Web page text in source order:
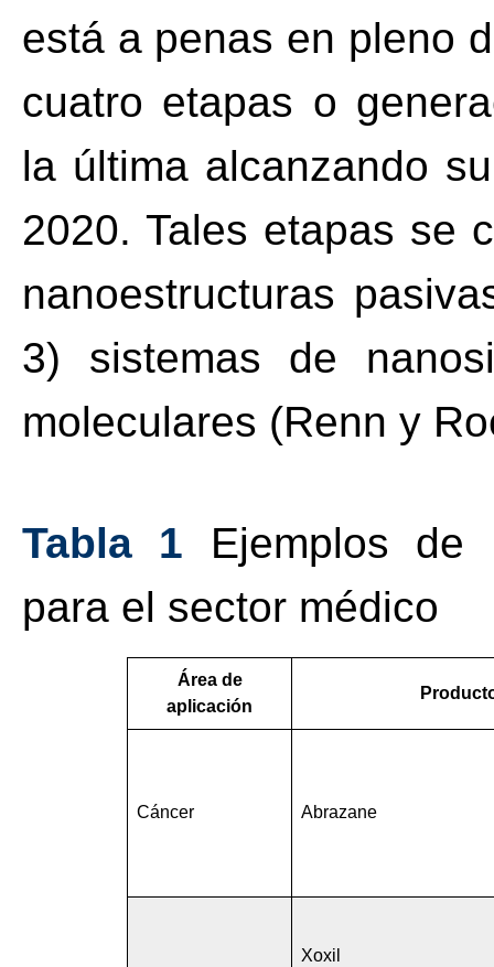
está a penas en pleno
cuatro etapas o
la última alcanzando
2020. Tales etapas se
nanoestructuras
3) sistemas de
moleculares (Renn y
Tabla 1 Ejemplos de
para el sector médico
Área de
aplicación
Cáncer Abrazane
Xoxil